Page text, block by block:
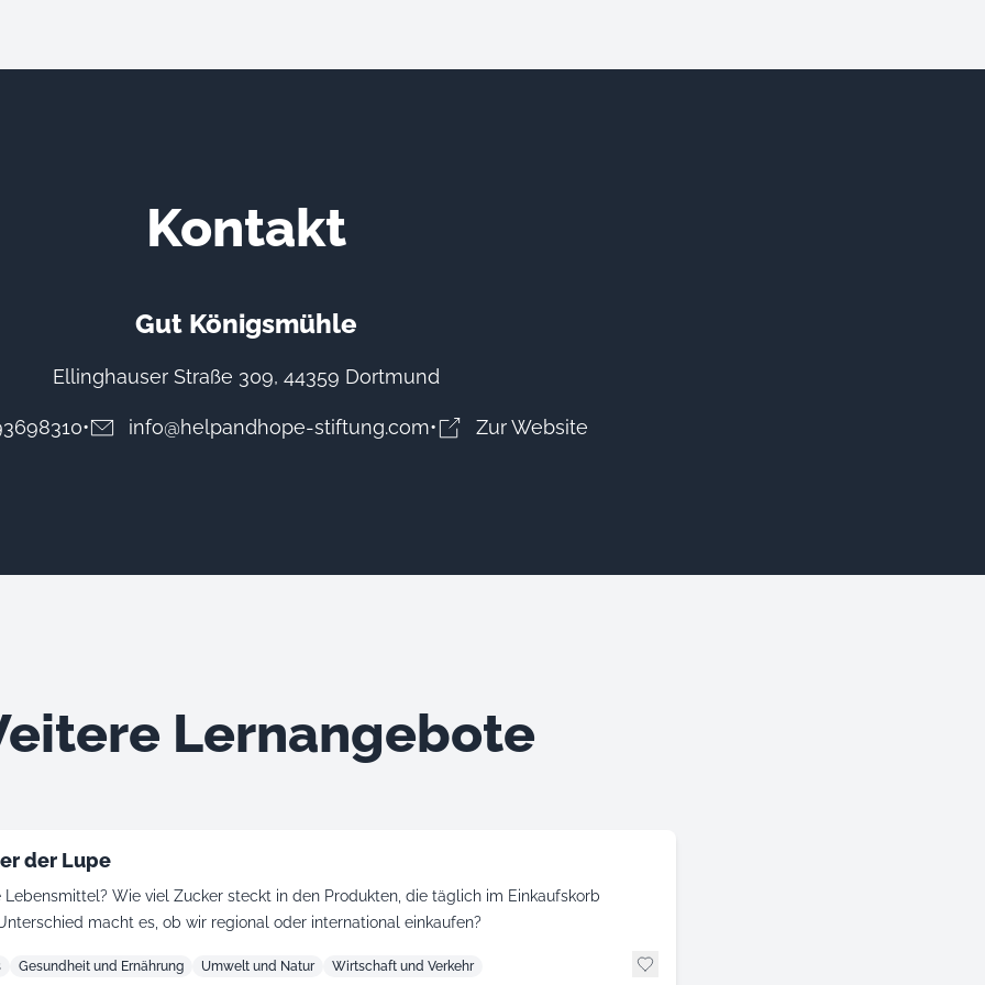
Kontakt
Gut Königsmühle
Ellinghauser Straße 309, 44359 Dortmund
info@helpandhope-stiftung.com Zur Website
Lernangebote
der Lupe
Lebensmittel? Wie viel Zucker steckt in den Produkten, die täglich im Einkaufskorb
macht es, ob wir regional oder international einkaufen?
Gesundheit und Ernährung Umwelt und Natur Wirtschaft und Verkehr